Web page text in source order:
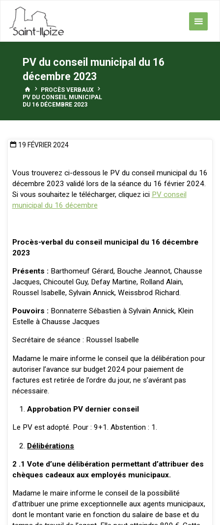
content
PV du conseil municipal du 16
décembre 2023
HOMEPROCÈS VERBAUX
PV DU CONSEIL MUNICIPAL
DU 16 DÉCEMBRE 2023
19 FÉVRIER 2024
Vous trouverez ci-dessous le PV du conseil municipal du 16
décembre 2023 validé lors de la séance du 16 février 2024.
Si vous souhaitez le télécharger, cliquez ici PV conseil
municipal du 16 décembre
Procès-verbal du conseil municipal du 16 décembre
2023
Présents : Barthomeuf Gérard, Bouche Jeannot, Chausse
Jacques, Chicoutel Guy, Defay Martine, Rolland Alain,
Roussel Isabelle, Sylvain Annick, Weissbrod Richard.
Pouvoirs : Bonnaterre Sébastien à Sylvain Annick, Klein
Estelle à Chausse Jacques
Secrétaire de séance : Roussel Isabelle
Madame le maire informe le conseil que la délibération pour
autoriser l’avance sur budget 2024 pour paiement de
factures est retirée de l’ordre du jour, ne s’avérant pas
nécessaire.
Approbation PV dernier conseil
Le PV est adopté. Pour : 9+1. Abstention : 1.
Délibérations
2 .1 Vote d’une délibération permettant d’attribuer des
chèques cadeaux aux employés municipaux.
Madame le maire informe le conseil de la possibilité
d’attribuer une prime exceptionnelle aux agents municipaux,
dont le montant varie en fonction du salaire de base et du